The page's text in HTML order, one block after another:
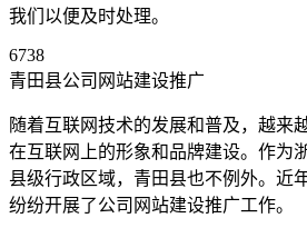
我们以便及时处理。
6738
青田县公司网站建设推广
随着互联网技术的发展和普及，越来
在互联网上的形象和品牌建设。作为
县级行政区域，青田县也不例外。近
纷纷开展了公司网站建设推广工作。